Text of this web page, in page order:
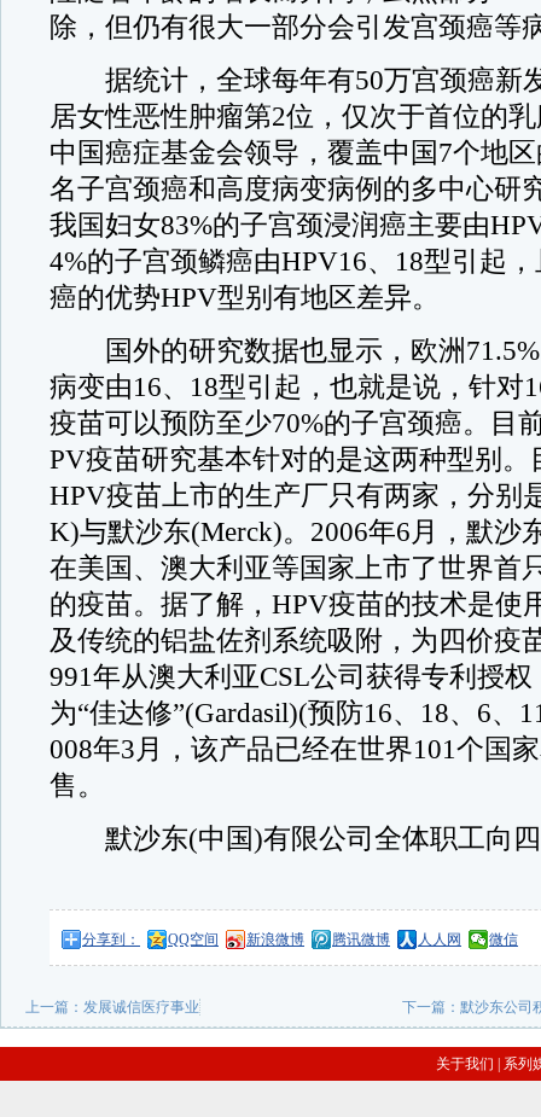
除，但仍有很大一部分会引发宫颈癌等
据统计，全球每年有50万宫颈癌新
居女性恶性肿瘤第2位，仅次于首位的
中国癌症基金会领导，覆盖中国7个地
名子宫颈癌和高度病变病例的多中心研
我国妇女83%的子宫颈浸润癌主要由
4%的子宫颈鳞癌由HPV16、18型引起
癌的优势HPV型别有地区差异。
国外的研究数据也显示，欧洲71.5%
病变由16、18型引起，也就是说，针对
疫苗可以预防至少70%的子宫颈癌。目
PV疫苗研究基本针对的是这两种型别。
HPV疫苗上市的生产厂只有两家，分别
K)与默沙东(Merck)。2006年6月，默沙
在美国、澳大利亚等国家上市了世界首
的疫苗。据了解，HPV疫苗的技术是使
及传统的铝盐佐剂系统吸附，为四价疫
991年从澳大利亚CSL公司获得专利授
为“佳达修”(Gardasil)(预防16、18、6、
008年3月，该产品已经在世界101个国
售。
默沙东(中国)有限公司全体职工向四
分享到： QQ空间 新浪微博 腾讯微博 人人网 微信
上一篇： 发展诚信医疗事业 下一篇：默沙东公司
关于我们 系列